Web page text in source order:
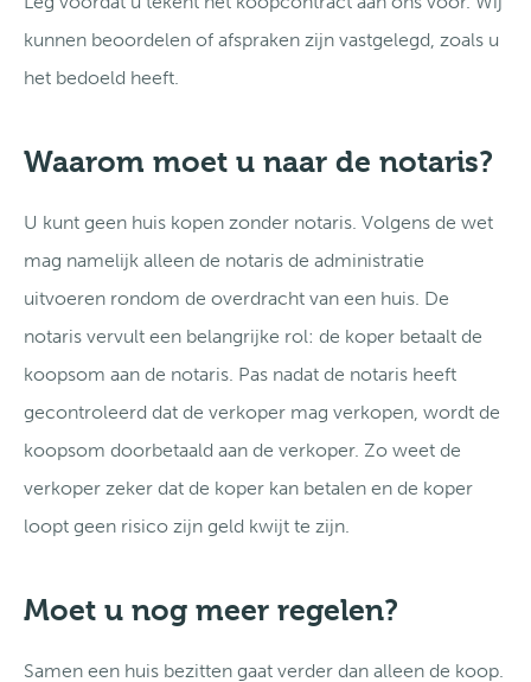
kunnen beoordelen of afspraken zijn vastgelegd, zoals u
het bedoeld heeft.
Waarom moet u naar de notaris?
U kunt geen huis kopen zonder notaris. Volgens de wet
mag namelijk alleen de notaris de administratie
uitvoeren rondom de overdracht van een huis. De
notaris vervult een belangrijke rol: de koper betaalt de
koopsom aan de notaris. Pas nadat de notaris heeft
gecontroleerd dat de verkoper mag verkopen, wordt de
koopsom doorbetaald aan de verkoper. Zo weet de
verkoper zeker dat de koper kan betalen en de koper
loopt geen risico zijn geld kwijt te zijn.
Moet u nog meer regelen?
Samen een huis bezitten gaat verder dan alleen de koop.